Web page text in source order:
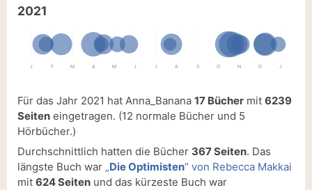
2021
J F M A M J J A S O N D J
Für das Jahr 2021 hat Anna_Banana 17 Bücher mit 6239
Seiten eingetragen. (12 normale Bücher und 5
Hörbücher.)
Durchschnittlich hatten die Bücher 367 Seiten. Das
längste Buch war „Die Optimisten“ von Rebecca Makkai
mit 624 Seiten und das kürzeste Buch war